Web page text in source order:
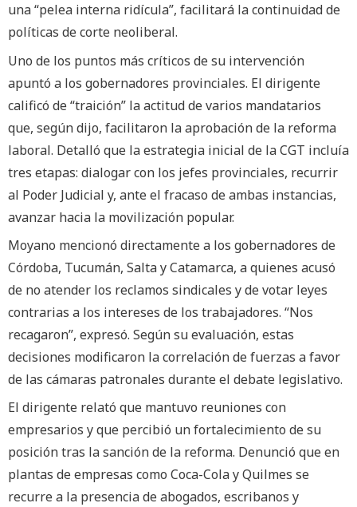
una “pelea interna ridícula”, facilitará la continuidad de
políticas de corte neoliberal.
Uno de los puntos más críticos de su intervención
apuntó a los gobernadores provinciales. El dirigente
calificó de “traición” la actitud de varios mandatarios
que, según dijo, facilitaron la aprobación de la reforma
laboral. Detalló que la estrategia inicial de la CGT incluía
tres etapas: dialogar con los jefes provinciales, recurrir
al Poder Judicial y, ante el fracaso de ambas instancias,
avanzar hacia la movilización popular.
Moyano mencionó directamente a los gobernadores de
Córdoba, Tucumán, Salta y Catamarca, a quienes acusó
de no atender los reclamos sindicales y de votar leyes
contrarias a los intereses de los trabajadores. “Nos
recagaron”, expresó. Según su evaluación, estas
decisiones modificaron la correlación de fuerzas a favor
de las cámaras patronales durante el debate legislativo.
El dirigente relató que mantuvo reuniones con
empresarios y que percibió un fortalecimiento de su
posición tras la sanción de la reforma. Denunció que en
plantas de empresas como Coca-Cola y Quilmes se
recurre a la presencia de abogados, escribanos y